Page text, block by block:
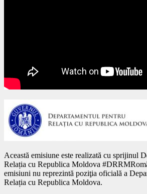
Această emisiune este realizată cu sprijinul
Relația cu Republica Moldova
emisiuni nu reprezintă poziţia oficială a
Relația cu Republica Moldova.